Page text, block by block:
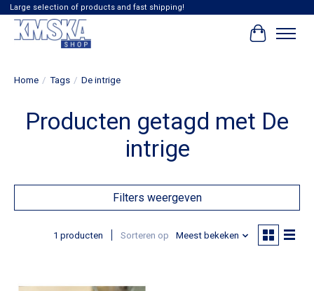
Large selection of products and fast shipping!
Home / Tags / De intrige
Producten getagd met De
intrige
Filters weergeven
1 producten Sorteren op Meest bekeken